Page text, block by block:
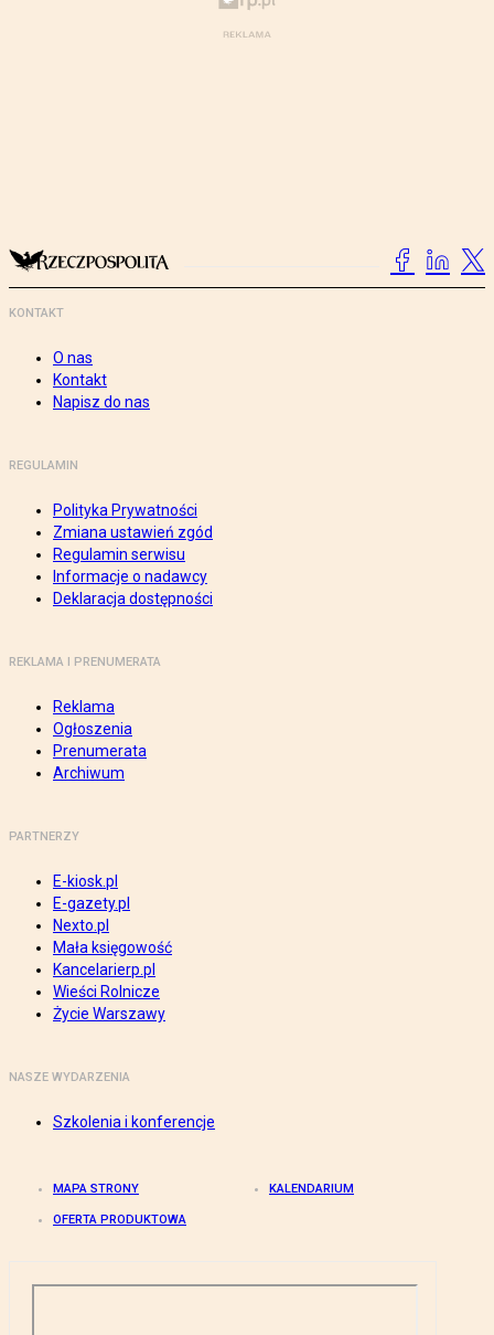
KONTAKT
O nas
Kontakt
Napisz do nas
REGULAMIN
Polityka Prywatności
Zmiana ustawień zgód
Regulamin serwisu
Informacje o nadawcy
Deklaracja dostępności
REKLAMA I PRENUMERATA
Reklama
Ogłoszenia
Prenumerata
Archiwum
PARTNERZY
E-kiosk.pl
E-gazety.pl
Nexto.pl
Mała księgowość
Kancelarierp.pl
Wieści Rolnicze
Życie Warszawy
NASZE WYDARZENIA
Szkolenia i konferencje
MAPA STRONY KALENDARIUM
OFERTA PRODUKTOWA